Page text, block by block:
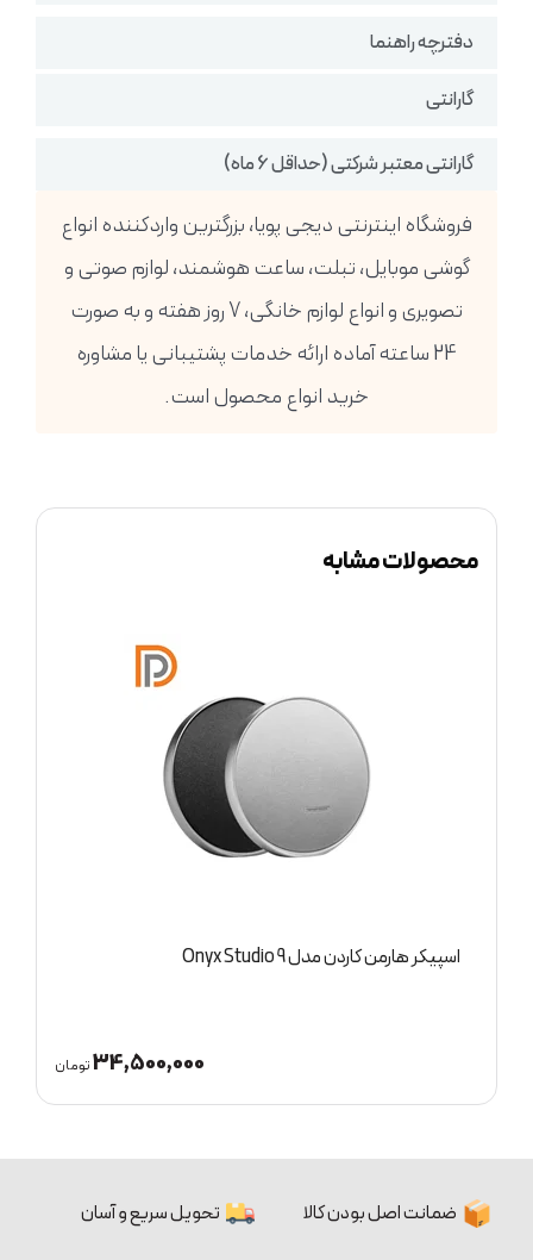
دفترچه راهنما
گارانتی
گارانتی معتبر شرکتی (حداقل 6 ماه)
فروشگاه اینترنتی دیجی پویا، بزرگترین واردکننده انواع
گوشی موبایل، تبلت، ساعت هوشمند، لوازم صوتی و
تصویری و انواع لوازم خانگی، 7 روز هفته و به صورت
24 ساعته آماده ارائه خدمات پشتیبانی یا مشاوره
خرید انواع محصول است.
محصولات مشابه
اسپیکر هارمن کاردن مدل Onyx Studio 9
34,500,000تومان
ضمانت اصل بودن کالا تحویل سریع و آسان